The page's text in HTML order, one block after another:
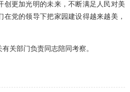
创更加光明的未来，不断满足人民对美
党的领导下把家园建设得越来越美，
关部门负责同志陪同考察。